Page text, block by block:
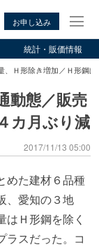
お申し込み
統計・販価情報
Ｈ形除き増加／Ｈ形鋼
動態／販売
カ月ぶり減
2017/11/13 05:00
めた建材６品種
、愛知の３地
Ｈ形鋼を除く
ラスだった。コ